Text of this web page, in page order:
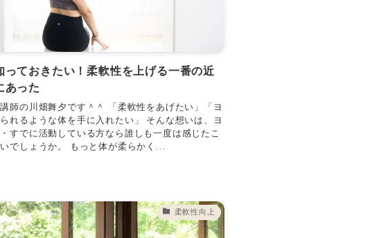
っておきたい！柔軟性を上げる一番の近
あった
師の川畑舞夕です＾＾ 「柔軟性をあげたい」「ヨ
れるような体を手に入れたい」 そんな想いは、ヨ
すでに活動している方なら誰しも一度は感じたこ
でしょうか。 もっと体が柔らかく...
柔軟性向上